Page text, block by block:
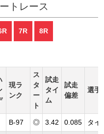
トレース
7R 8R
現ラ
ンク
ス
タ
ー
ト
試走
タイ
ム
試走
偏差
選手
B-97 ◎ 3.42 0.085 タイ